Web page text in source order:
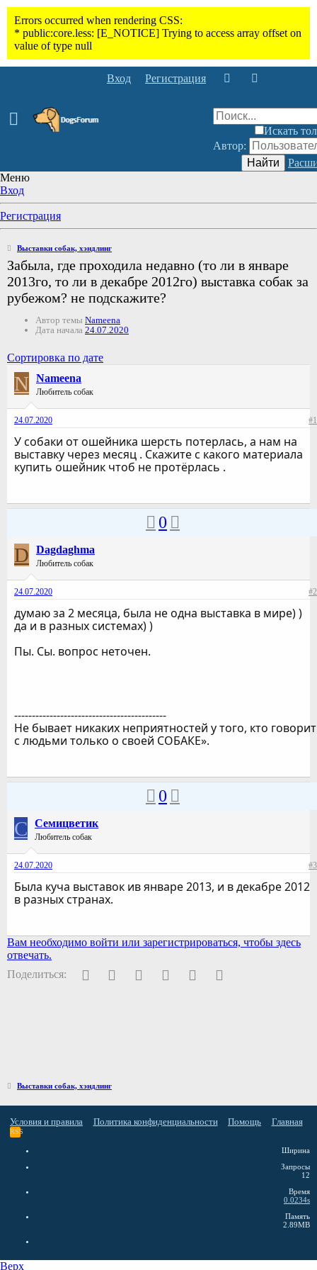
Вход Регистрация
Искать
Автор:
Найти
Меню
Вход
Регистрация
Выставки собак, хэндлинг
Забыла, где проходила недавно (то ли в январе
2013го, то ли в декабре 2012го) выставка собак за
рубежом? не подскажите?
Автор темы Nameena
Дата начала 24.07.2020
Сортировка по дате
N Nameena
Любитель собак
24.07.2020 #1
У собаки от ошейника шерсть потерлась, а нам на
выставку через месяц . Скажите с какого материала
купить ошейник чтоб не протёрлась .
0
D Dagdaghma
Любитель собак
24.07.2020 #2
думаю за 2 месяца, была не одна выставка в мире) )
да и в разных системах) )
Пы. Сы. вопрос неточен.
-------------------------------------------
Не бывает никаких неприятностей у того, кто говорит
с людьми только о своей СОБАКЕ».
0
С Семицветик
Любитель собак
24.07.2020 #3
Была куча выставок ив январе 2013, и в декабре 2012
в разных странах.
Вам необходимо войти или зарегистрироваться, чтобы здесь
отвечать.
Поделиться:
FacebookTwitter PinterestWhatsAppЭлектронная почта
Выставки собак, хэндлинг
Условия и правила Политика конфиденциальности Помощь Главная
RSS
Ширина
Запросы
12
Время
0.0234s
Память
2.89MB
Верх